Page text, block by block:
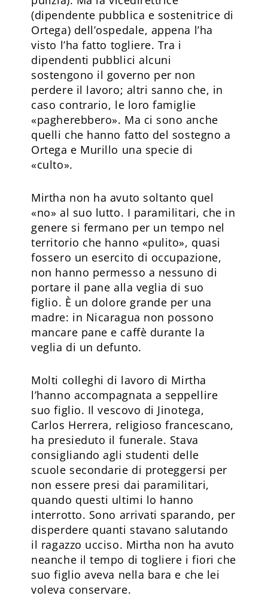
(dipendente pubblica e sostenitrice di
Ortega) del­l’ospedale, appena l’ha
visto l’ha fatto togliere. Tra i
dipendenti pubblici alcuni
sostengono il governo per non
perdere il lavoro; altri sanno che, in
caso contrario, le loro famiglie
«pagherebbero». Ma ci sono anche
quelli che hanno fatto del sostegno a
Ortega e Murillo una specie di
«culto».
Mirtha non ha avuto soltanto quel
«no» al suo lutto. I paramilitari, che in
genere si fermano per un tempo nel
territorio che hanno «pulito», quasi
fossero un esercito di occupazione,
non hanno permesso a nessuno di
portare il pane alla veglia di suo
figlio. È un dolore grande per una
madre: in Nicaragua non possono
mancare pane e caffè durante la
veglia di un defunto.
Molti colleghi di lavoro di Mirtha
l’hanno accompagnata a seppellire
suo figlio. Il vescovo di Jinotega,
Carlos Herrera, religioso francescano,
ha presieduto il funerale. Stava
consigliando agli studenti delle
scuole secondarie di proteggersi per
non essere presi dai paramilitari,
quando questi ultimi lo hanno
interrotto. Sono arrivati sparando, per
disperdere quanti stavano salutando
il ragazzo ucciso. Mirtha non ha avuto
neanche il tempo di togliere i fiori che
suo figlio aveva nella bara e che lei
voleva conservare.